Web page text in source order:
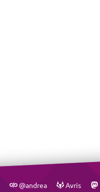
@andrea Avris